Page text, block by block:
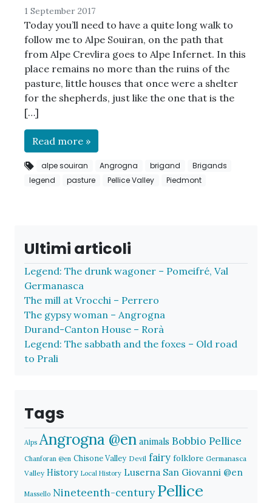
1 September 2017
Today you’ll need to have a quite long walk to
follow me to Alpe Souiran, on the path that
from Alpe Crevlira goes to Alpe Infernet. In this
place remains no more than the ruins of the
pasture, little houses that once were a shelter
for the shepherds, just like the one that is the
[…]
Read more »
alpe souiran Angrogna brigand
Brigands
legend
pasture Pellice Valley Piedmont
Ultimi articoli
Legend: The drunk wagoner – Pomeifré, Val
Germanasca
The mill at Vrocchi – Perrero
The gypsy woman – Angrogna
Durand-Canton House – Rorà
Legend: The sabbath and the foxes – Old road
to Prali
Tags
Alps Angrogna @en animals Bobbio Pellice
Chanforan @en Chisone Valley Devil fairy folklore Germanasca
Valley History Local History Luserna San Giovanni @en
Massello Nineteenth-century Pellice